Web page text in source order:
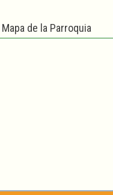
Mapa de la Parroquia